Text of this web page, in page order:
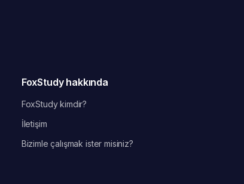
FoxStudy hakkında
FoxStudy kimdir?
İletişim
Bizimle çalışmak ister misiniz?